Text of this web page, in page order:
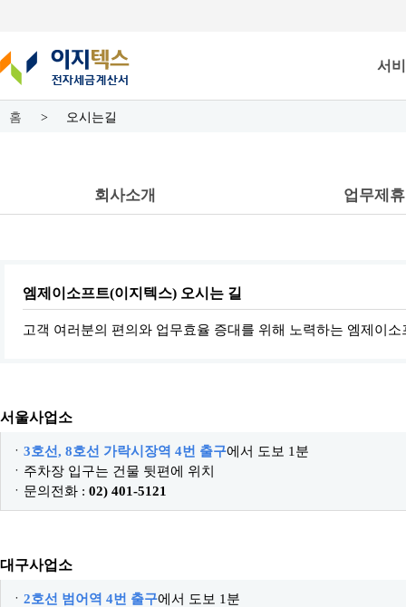
서
홈 > 오시는길
회사소개 업무제휴
엠제이소프트(이지텍스) 오시는 길
고객 여러분의 편의와 업무효율 증대를 위해 노력하는 엠제이
서울사업소
ㆍ 3호선, 8호선 가락시장역 4번 출구에서 도보 1분
ㆍ주차장 입구는 건물 뒷편에 위치
ㆍ문의전화 : 02) 401-5121
대구사업소
ㆍ 2호선 범어역 4번 출구에서 도보 1분